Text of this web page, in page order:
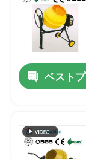
ベスト